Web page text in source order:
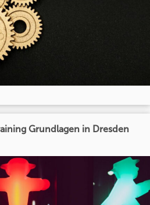
Grundlagen in Dresden